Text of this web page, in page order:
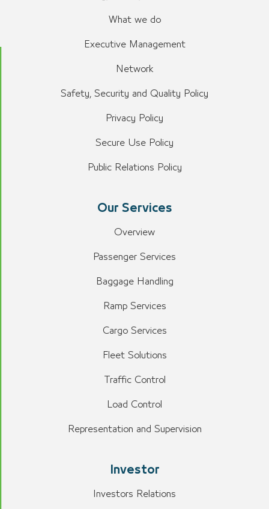
What we do
Executive Management
Network
Safety, Security and Quality Policy
Privacy Policy
Secure Use Policy
Public Relations Policy
Our Services
Overview
Passenger Services
Baggage Handling
Ramp Services
Cargo Services
Fleet Solutions
Traffic Control
Load Control
Representation and Supervision
Investor
Investors Relations